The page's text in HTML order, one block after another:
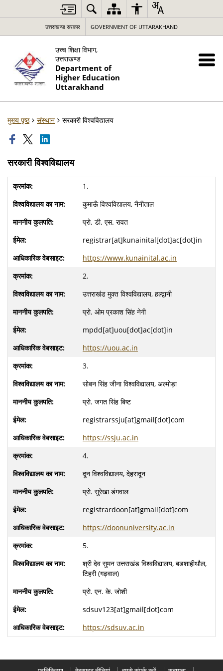
उत्तराखण्ड सरकार GOVERNMENT OF UTTARAKHAND
उच्च शिक्षा विभाग,
उत्तराखण्ड
Department of
Higher Education
Uttarakhand
मुख्य पृष्ठ संस्थान सरकारी विश्वविद्यालय
सरकारी विश्वविद्यालय
1.
कुमाऊँ विश्वविद्यालय, नैनीताल
प्रो. डी. एस. रावत
registrar[at]kunainital[dot]ac[dot]in
https://www.kunainital.ac.in
2.
उत्तराखंड मुक्त विश्वविद्यालय, हल्द्वानी
प्रो. ओम प्रकाश सिंह नेगी
mpdd[at]uou[dot]ac[dot]in
https://uou.ac.in
3.
सोबन सिंह जीना विश्वविद्यालय, अल्मोड़ा
प्रो. जगत सिंह बिष्ट
registrarssju[at]gmail[dot]com
https://ssju.ac.in
4.
दून विश्वविद्यालय, देहरादून
प्रो. सुरेखा डंगवाल
registrardoon[at]gmail[dot]com
https://doonuniversity.ac.in
5.
श्री देव सुमन उत्तराखंड विश्वविद्यालय, बडशाहीथौल,
टिहरी (गढ़वाल)
प्रो. एन. के. जोशी
sdsuv123[at]gmail[dot]com
https://sdsuv.ac.in